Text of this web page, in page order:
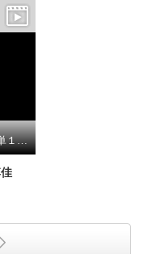
夏の限定色！簡単１秒グラデーションアイシャドウ〈シャイン〉